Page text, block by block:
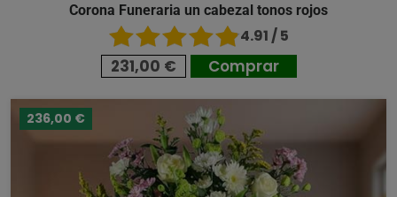
Corona Funeraria un cabezal tonos rojos
4.91 / 5
231,00 € Comprar
236,00 €